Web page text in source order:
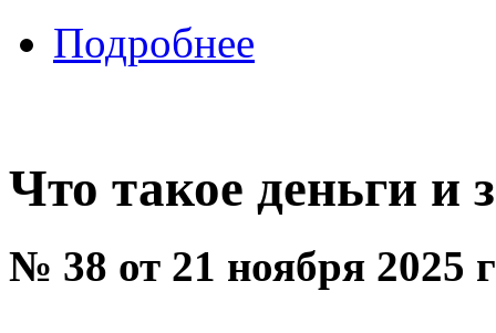
Подробнее
Что такое деньги и
№ 38 от 21 ноября 2025